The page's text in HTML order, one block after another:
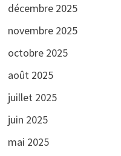
décembre 2025
novembre 2025
octobre 2025
août 2025
juillet 2025
juin 2025
mai 2025